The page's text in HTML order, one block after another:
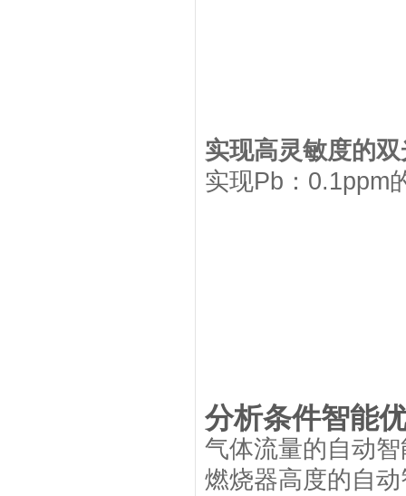
实现高灵敏度的
实现Pb：0.1ppm
分析条件智能
气体流量的自动
燃烧器高度的自